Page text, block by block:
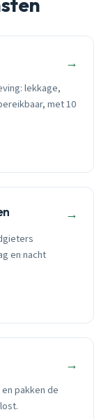
→
lekkage,
met 10
→
en nacht
→
pakken de